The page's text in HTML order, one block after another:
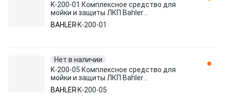
K-200-01 Комплексное средство для
мойки и защиты ЛКП Bahler
Dreimaiwasche K-200 Nano 1л
BAHLER K-200-01
Нет в наличии
K-200-05 Комплексное средство для
мойки и защиты ЛКП Bahler
Dreimaiwasche K-200 Nano 5л
BAHLER K-200-05